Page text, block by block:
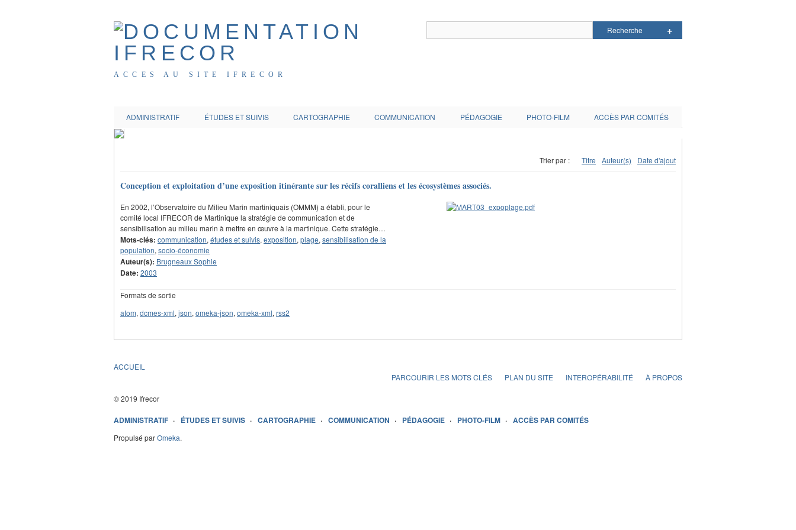
ACCES AU SITE IFRECOR
ADMINISTRATIF ÉTUDES ET SUIVIS CARTOGRAPHIE COMMUNICATION PÉDAGOGIE PHOTO-FILM ACCÈS PAR COMITÉS
Trier par : Titre Auteur(s) Date d'ajout
Conception et exploitation d’une exposition itinérante sur les récifs coralliens et les écosystèmes associés.
En 2002, l’Observatoire du Milieu Marin martiniquais (OMMM) a établi, pour le
comité local IFRECOR de Martinique la stratégie de communication et de
sensibilisation au milieu marin à mettre en œuvre à la martinique. Cette stratégie…
Mots-clés: communication, études et suivis, exposition, plage, sensibilisation de la
population, socio-économie
Auteur(s): Brugneaux Sophie
Date: 2003
Formats de sortie
atom, dcmes-xml, json, omeka-json, omeka-xml, rss2
ACCUEIL
PARCOURIR LES MOTS CLÉS
PLAN DU SITE INTEROPÉRABILITÉ À PROPOS
© 2019 Ifrecor
ADMINISTRATIF ÉTUDES ET SUIVIS CARTOGRAPHIE COMMUNICATION PÉDAGOGIE PHOTO-FILM ACCÈS PAR COMITÉS
Propulsé parOmeka.